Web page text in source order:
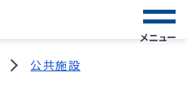
メニュー
公共施設